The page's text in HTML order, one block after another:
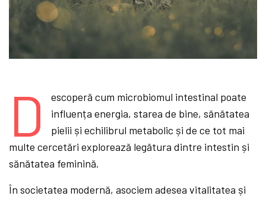
D
escoperă cum microbiomul intestinal poate
influența energia, starea de bine, sănătatea
pielii și echilibrul metabolic și de ce tot mai
multe cercetări explorează legătura dintre intestin și
sănătatea feminină.
În societatea modernă, asociem adesea vitalitatea și